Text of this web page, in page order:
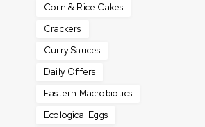
Corn & Rice Cakes
Crackers
Curry Sauces
Daily Offers
Eastern Macrobiotics
Ecological Eggs